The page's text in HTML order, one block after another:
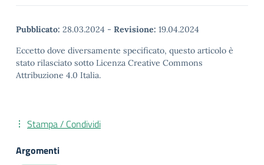
Pubblicato: 28.03.2024 - Revisione: 19.04.2024
Eccetto dove diversamente specificato, questo articolo è
stato rilasciato sotto Licenza Creative Commons
Attribuzione 4.0 Italia.
Stampa / Condividi
Argomenti